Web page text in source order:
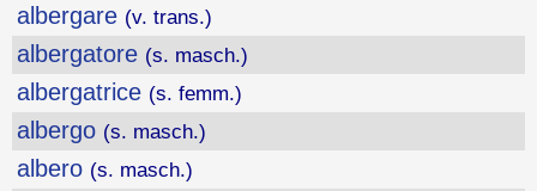
albergare (v. trans.)
albergatore (s. masch.)
albergatrice (s. femm.)
albergo (s. masch.)
albero (s. masch.)